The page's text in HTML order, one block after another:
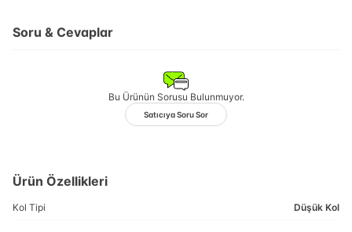
Soru & Cevaplar
Bu Ürünün Sorusu Bulunmuyor.
Satıcıya Soru Sor
Ürün Özellikleri
Kol Tipi Düşük Kol